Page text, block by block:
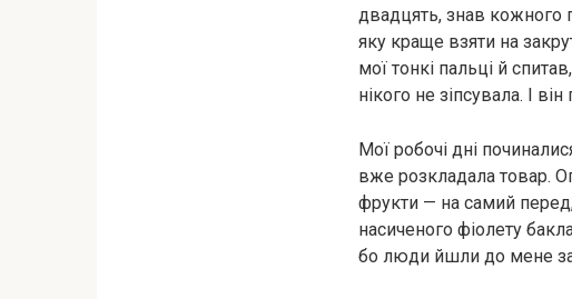
двадцять, знав кожного
яку краще взяти на
мої тонкі пальці й
нікого не зіпсувала. І він
Мої робочі дні
вже розкладала товар.
фрукти — на самий
насиченого фіолету
бо люди йшли до мене за